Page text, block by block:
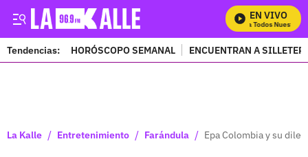
EN VIVO
Mira Todos Nuestros
Tendencias: HORÓSCOPO SEMANAL ENCUENTRAN A
La Kalle / Entretenimiento / Farándula / Epa Colombia y su